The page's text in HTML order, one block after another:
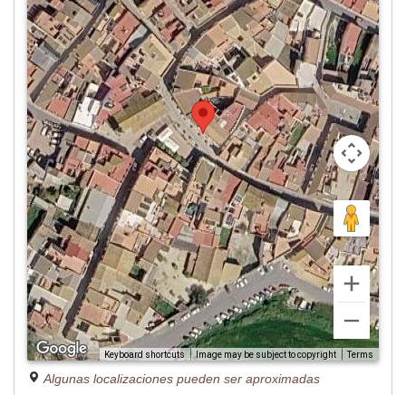
Keyboard shortcuts Image may be subject to copyright Terms
Algunas localizaciones pueden ser aproximadas